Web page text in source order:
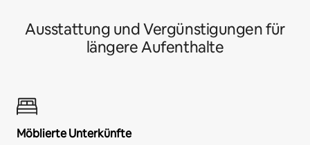
Ausstattung und Vergünstigungen für
längere Aufenthalte
Möblierte Unterkünfte